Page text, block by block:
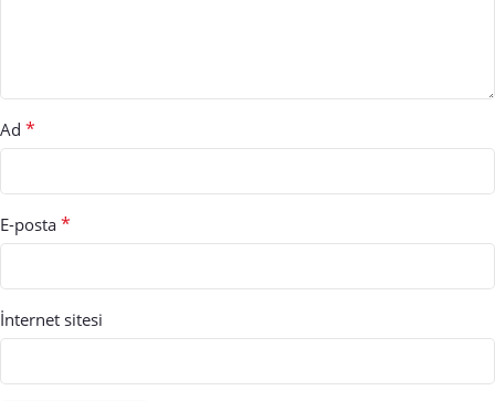
Ad *
E-posta *
İnternet sitesi